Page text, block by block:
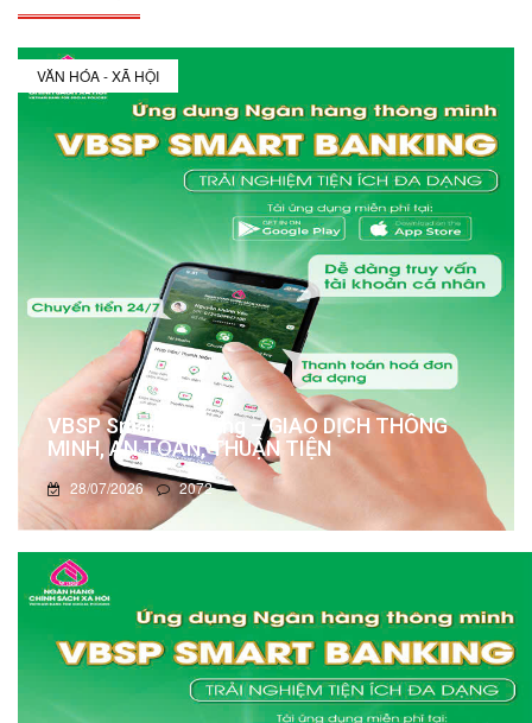
VĂN HÓA - XÃ HỘI
VBSP Smart Banking – GIAO DỊCH THÔNG
MINH, AN TOÀN, THUẬN TIỆN
28/07/2026 2072